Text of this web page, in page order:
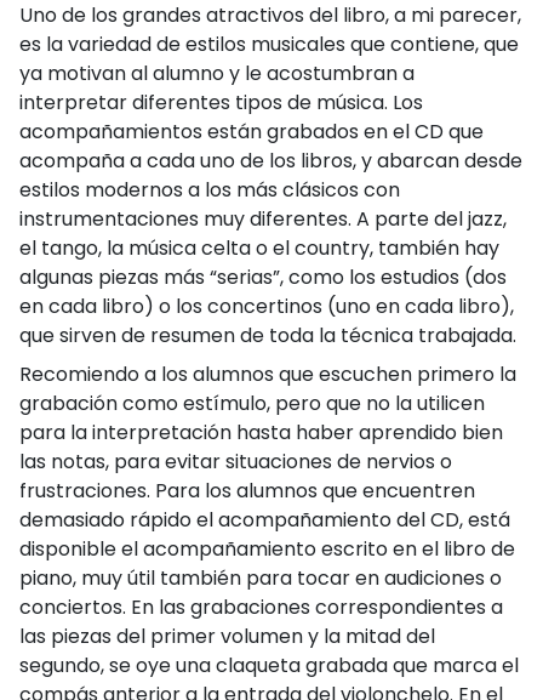
Uno de los grandes atractivos del libro, a mi parecer,
es la variedad de estilos musicales que contiene, que
ya motivan al alumno y le acostumbran a
interpretar diferentes tipos de música. Los
acompañamientos están grabados en el CD que
acompaña a cada uno de los libros, y abarcan desde
estilos modernos a los más clásicos con
instrumentaciones muy diferentes. A parte del jazz,
el tango, la música celta o el country, también hay
algunas piezas más “serias”, como los estudios (dos
en cada libro) o los concertinos (uno en cada libro),
que sirven de resumen de toda la técnica trabajada.
Recomiendo a los alumnos que escuchen primero la
grabación como estímulo, pero que no la utilicen
para la interpretación hasta haber aprendido bien
las notas, para evitar situaciones de nervios o
frustraciones. Para los alumnos que encuentren
demasiado rápido el acompañamiento del CD, está
disponible el acompañamiento escrito en el libro de
piano, muy útil también para tocar en audiciones o
conciertos. En las grabaciones correspondientes a
las piezas del primer volumen y la mitad del
segundo, se oye una claqueta grabada que marca el